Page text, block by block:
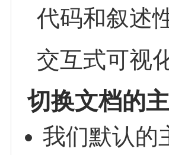
代码和叙述
交互式可视
切换文档的
我们默认的